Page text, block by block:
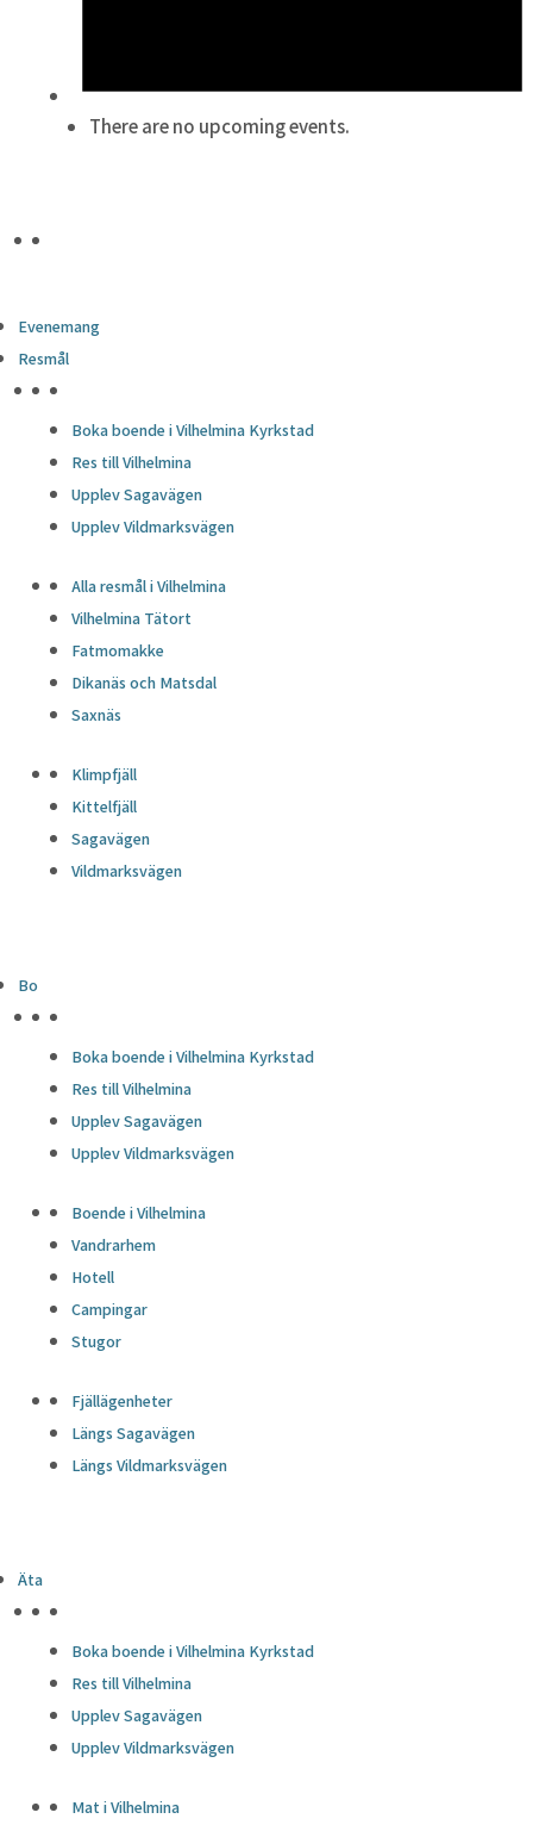
There are no upcoming events.
Evenemang
Resmål
Boka boende i Vilhelmina Kyrkstad
Res till Vilhelmina
Upplev Sagavägen
Upplev Vildmarksvägen
Alla resmål i Vilhelmina
Vilhelmina Tätort
Fatmomakke
Dikanäs och Matsdal
Saxnäs
Klimpfjäll
Kittelfjäll
Sagavägen
Vildmarksvägen
Bo
Boka boende i Vilhelmina Kyrkstad
Res till Vilhelmina
Upplev Sagavägen
Upplev Vildmarksvägen
Boende i Vilhelmina
Vandrarhem
Hotell
Campingar
Stugor
Fjällägenheter
Längs Sagavägen
Längs Vildmarksvägen
Äta
Boka boende i Vilhelmina Kyrkstad
Res till Vilhelmina
Upplev Sagavägen
Upplev Vildmarksvägen
Mat i Vilhelmina